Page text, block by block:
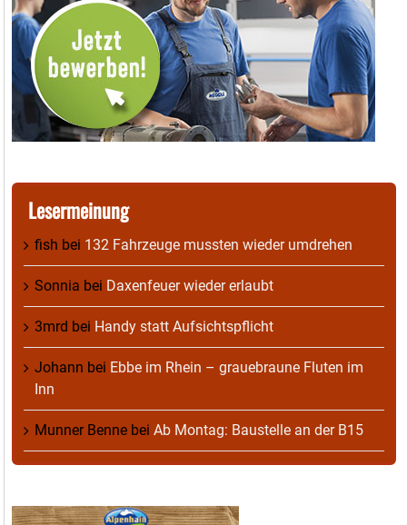
Lesermeinung
fish bei 132 Fahrzeuge mussten wieder umdrehen
Sonnia bei Daxenfeuer wieder erlaubt
3mrd bei Handy statt Aufsichtspflicht
Johann bei Ebbe im Rhein – grauebraune Fluten im
Inn
Munner Benne bei Ab Montag: Baustelle an der B15